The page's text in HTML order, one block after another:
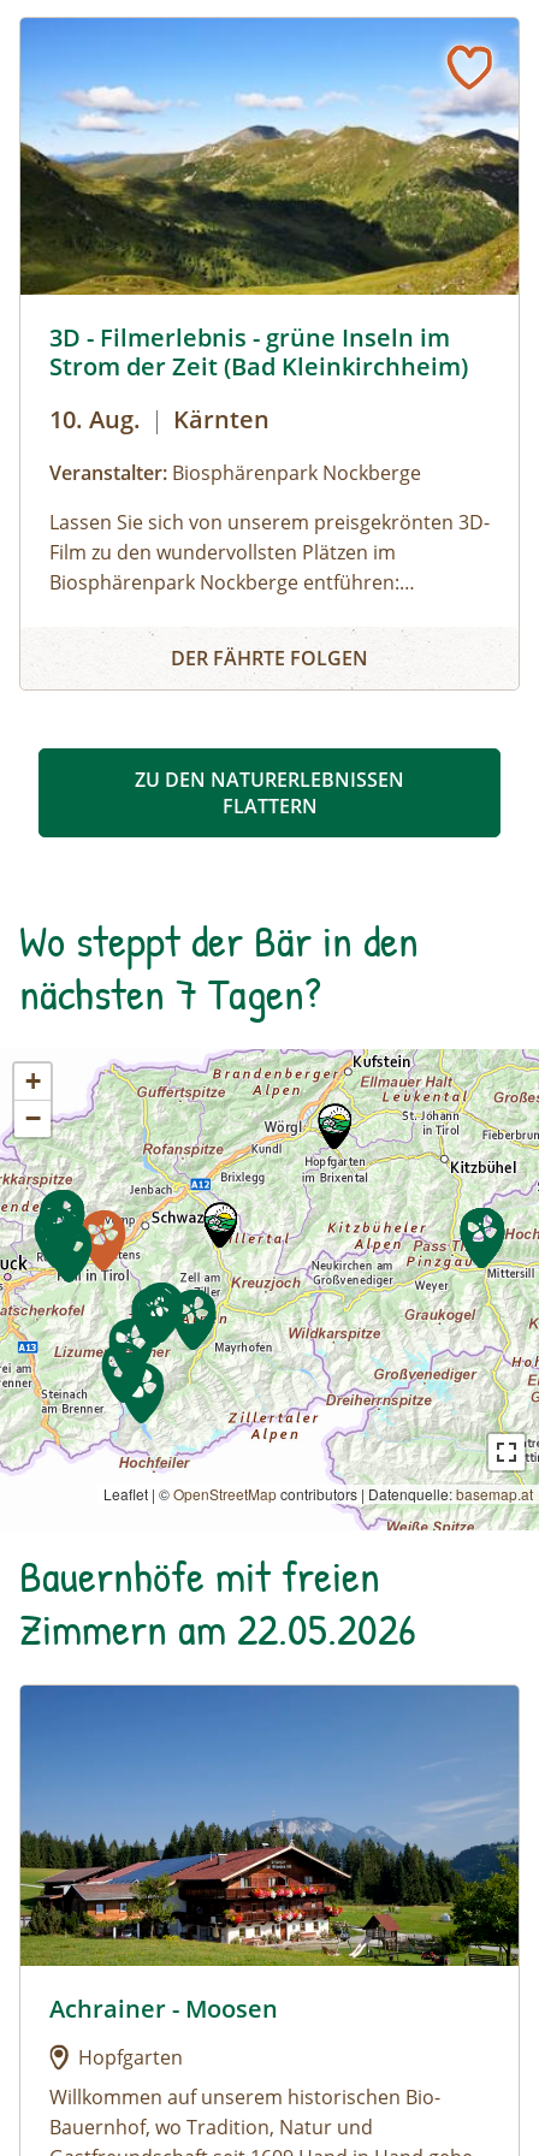
3D - Filmerlebnis - grüne Inseln im
Strom der Zeit (Bad Kleinkirchheim)
10. Aug. | Kärnten
Veranstalter: Biosphärenpark Nockberge
Lassen Sie sich von unserem preisgekrönten 3D-
Film zu den wundervollsten Plätzen im
Biosphärenpark Nockberge entführen:
und erfahren Sie mehr über die einmalige Flora!
3D - Filmerlebnis - grüne Inseln im Strom der Zeit (Bad
DER FÄHRTE FOLGEN
ZU DEN NATURERLEBNISSEN
FLATTERN
Wo steppt der Bär in den
nächsten 7 Tagen?
+
−
Leaflet | ©OpenStreetMapcontributors | Datenquelle:basemap.at
Bauernhöfe mit freien
Zimmern am 22.05.2026
Urlaub am Bauernhof: Achrainer - Moosen
Achrainer - Moosen
Hopfgarten
Willkommen auf unserem historischen Bio-
Bauernhof, wo Tradition, Natur und